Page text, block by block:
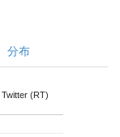
分布
Twitter (RT)